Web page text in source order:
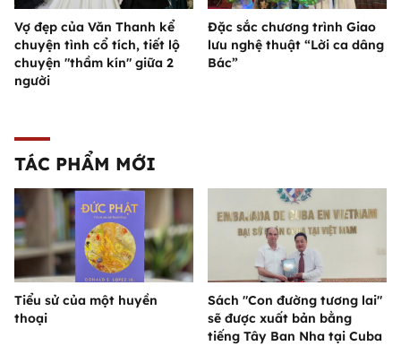
Vợ đẹp của Văn Thanh kể
chuyện tình cổ tích, tiết lộ
chuyện "thầm kín" giữa 2
người
Đặc sắc chương trình Giao
lưu nghệ thuật “Lời ca dâng
Bác”
TÁC PHẨM MỚI
Tiểu sử của một huyền
thoại
Sách "Con đường tương lai"
sẽ được xuất bản bằng
tiếng Tây Ban Nha tại Cuba